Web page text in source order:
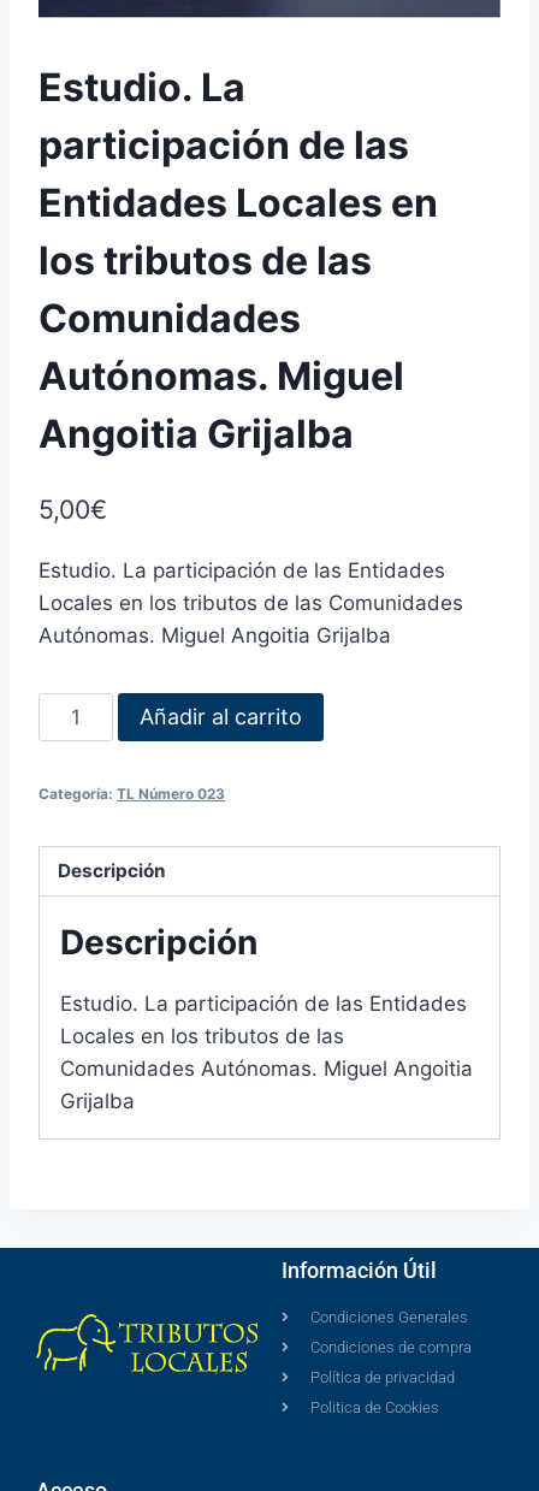
Estudio. La
participación de las
Entidades Locales en
los tributos de las
Comunidades
Autónomas. Miguel
Angoitia Grijalba
5,00€
Estudio. La participación de las Entidades
Locales en los tributos de las Comunidades
Autónomas. Miguel Angoitia Grijalba
Añadir al carrito
Categoría: TL Número 023
Descripción
Descripción
Estudio. La participación de las Entidades
Locales en los tributos de las
Comunidades Autónomas. Miguel Angoitia
Grijalba
Información Útil
Condiciones Generales
Condiciones de compra
Política de privacidad
Politica de Cookies